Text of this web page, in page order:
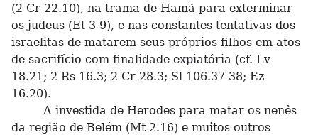
(2 Cr 22.10), na trama de Hamã para exterminar
os judeus (Et 3-9), e nas constantes tentativas dos
israelitas de matarem seus próprios filhos em atos
de sacrifício com finalidade expiatória (cf. Lv
18.21; 2 Rs 16.3; 2 Cr 28.3; Sl 106.37-38; Ez
16.20).
A investida de Herodes para matar os nenês
da região de Belém (Mt 2.16) e muitos outros